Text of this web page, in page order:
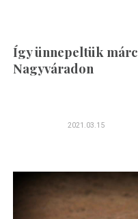
Így ünnepeltük
Nagyváradon
2021.03.15